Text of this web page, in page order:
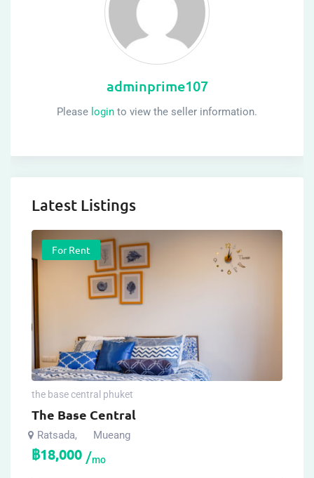
adminprime107
Please login to view the seller information.
Latest Listings
For Rent
the base central phuket
The Base Central
Ratsada, Mueang
฿18,000 mo